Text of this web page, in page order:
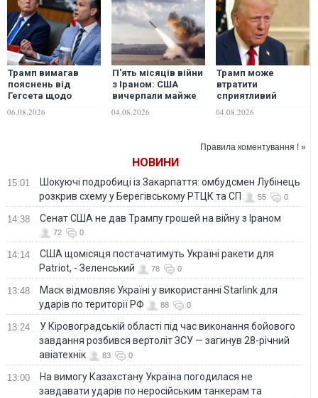
Трамп вимагав
пояснень від
Гегсета щодо
боєприпасів, - ЗМІ
06.08.2026
П'ять місяців війни
з Іраном: США
вичерпали майже
ATACMS і PrSM —
04.08.2026
Трамп може
втратити
сприятливий
завершення війни
04.08.2026
Правила коментування ! »
НОВИНИ
15:01
Шокуючі подробиці із Закарпаття: омбудсмен Лубінець
розкрив схему у Берегівському РТЦК та СП
55 0
14:38 Сенат США не дав Трампу грошей на війну з Іраном
72 0
14:14
США щомісяця постачатимуть Україні ракети для
Patriot, - Зеленський
78 0
13:48
Маск відмовляє Україні у використанні Starlink для
ударів по території РФ
88 0
13:24
У Кіровоградській області під час виконання бойового
завдання розбився вертоліт ЗСУ — загинув 28-річний
авіатехнік
83 0
13:00
На вимогу Казахстану Україна погодилася не
завдавати ударів по неросійським танкерам та